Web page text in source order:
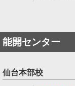
能開センター
仙台本部校